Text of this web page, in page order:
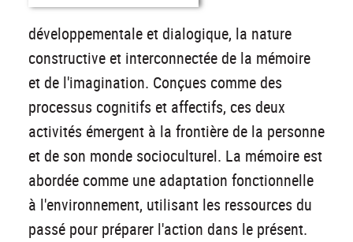
développementale et dialogique, la nature
constructive et interconnectée de la mémoire
et de l'imagination. Conçues comme des
processus cognitifs et affectifs, ces deux
activités émergent à la frontière de la personne
et de son monde socioculturel. La mémoire est
abordée comme une adaptation fonctionnelle
à l'environnement, utilisant les ressources du
passé pour préparer l'action dans le présent.